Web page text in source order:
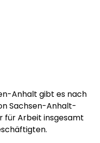
Anhalt gibt es nach
Sachsen-Anhalt-
für Arbeit insgesamt